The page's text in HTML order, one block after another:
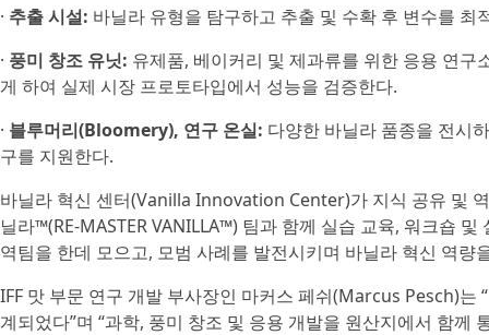
· 추출 시설: 바닐라 유형을 탐구하고 추출 및 수확 후 변수를
· 풍미 창조 유닛: 유제품, 베이커리 및 제과류를 위한 응용 연
게 하여 실제 시장 프로토타입에서 성능을 검증한다.
· 블루머리(Bloomery), 연구 온실: 다양한 바닐라 품종을 전시
구를 지원한다.
바닐라 혁신 센터(Vanilla Innovation Center)가 지식 공유 및
닐라™(RE-MASTER VANILLA™) 팀과 함께 실습 교육, 워크숍
역팀을 한데 모으고, 모범 사례를 발전시키며 바닐라 혁신 역량
IFF 맛 부문 연구 개발 부사장인 마커스 페쉬(Marcus Pesch)는
계되었다”며 “과학, 풍미 창조 및 응용 개발을 원산지에서 함께